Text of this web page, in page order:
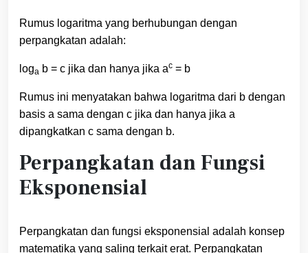
Rumus logaritma yang berhubungan dengan
perpangkatan adalah:
loga b = c jika dan hanya jika ac = b
Rumus ini menyatakan bahwa logaritma dari b dengan
basis a sama dengan c jika dan hanya jika a
dipangkatkan c sama dengan b.
Perpangkatan dan Fungsi
Eksponensial
Perpangkatan dan fungsi eksponensial adalah konsep
matematika yang saling terkait erat. Perpangkatan